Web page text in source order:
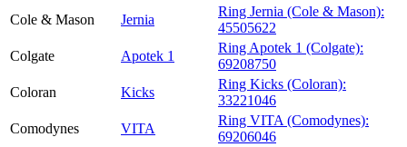
Cole & Mason
Jernia
Ring Jernia (Cole & Mason):
45505622
Colgate
Apotek 1
Ring Apotek 1 (Colgate):
69208750
Coloran
Kicks
Ring Kicks (Coloran):
33221046
Comodynes
VITA
Ring VITA (Comodynes):
69206046